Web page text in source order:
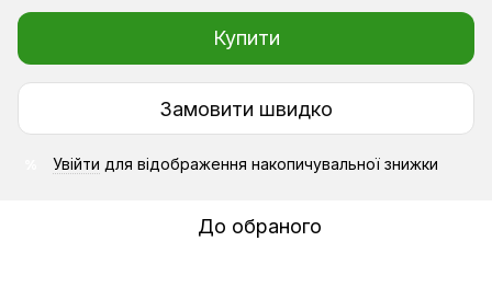
Купити
Замовити швидко
Увійти для відображення накопичувальної знижки
До обраного